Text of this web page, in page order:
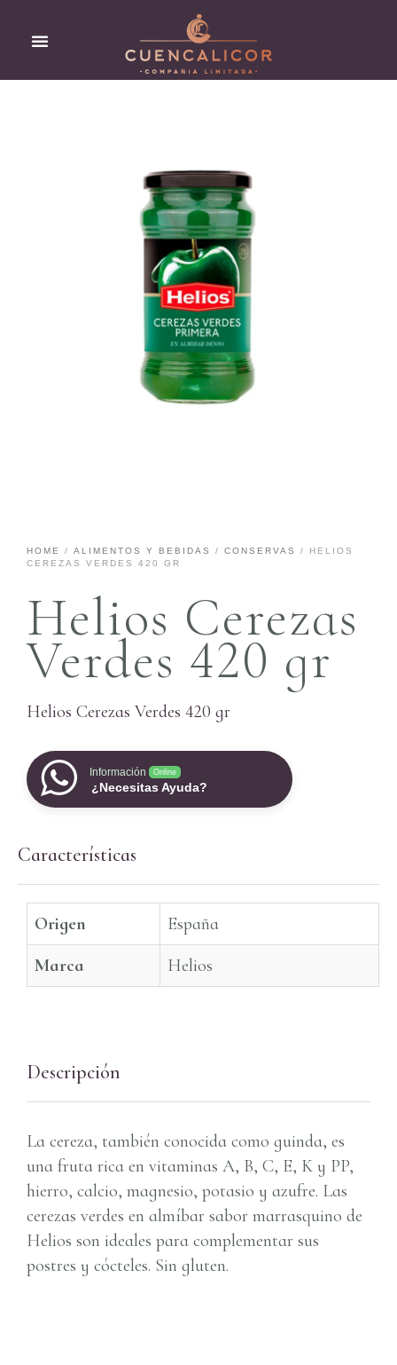
HOME / ALIMENTOS Y BEBIDAS / CONSERVAS
/ HELIOS
CEREZAS VERDES 420 GR
Helios Cerezas
Verdes 420 gr
Helios Cerezas Verdes 420 gr
Información Online
¿Necesitas Ayuda?
Características
Origen
España
Marca
Helios
Descripción
La cereza, también conocida como guinda, es
una fruta rica en vitaminas A, B, C, E, K y PP,
hierro, calcio, magnesio, potasio y azufre. Las
cerezas verdes en almíbar sabor marrasquino de
Helios son ideales para complementar sus
postres y cócteles. Sin gluten.